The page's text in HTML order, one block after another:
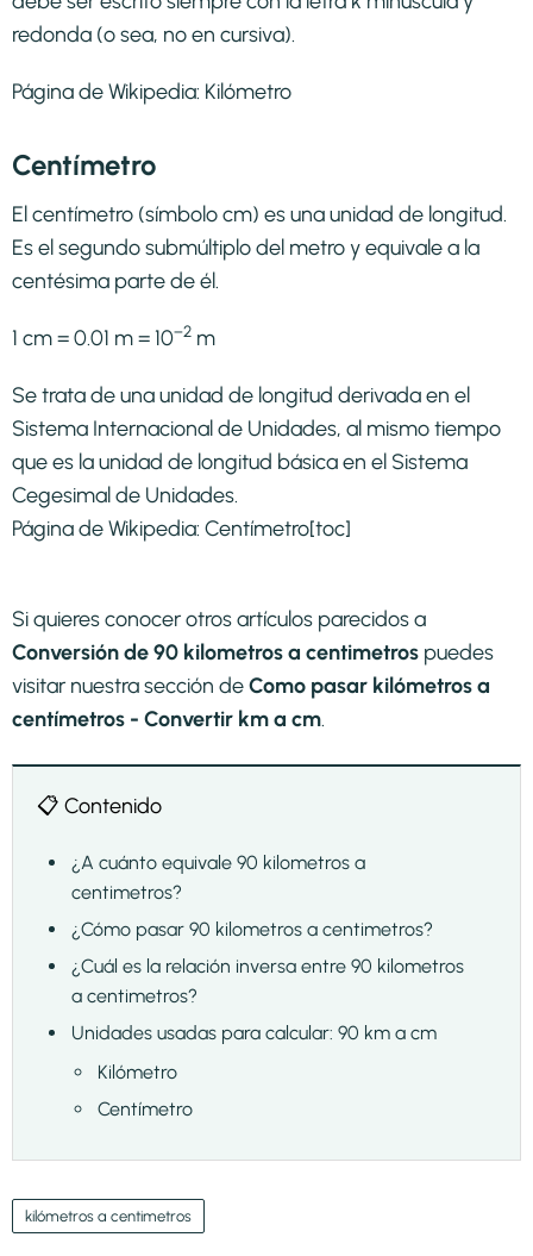
redonda (o sea, no en cursiva).
Página de Wikipedia: Kilómetro
Centímetro
El centímetro (símbolo cm) es una unidad de longitud.
Es el segundo submúltiplo del metro y equivale a la
centésima parte de él.
1 cm = 0.01 m = 10−2 m
Se trata de una unidad de longitud derivada en el
Sistema Internacional de Unidades, al mismo tiempo
que es la unidad de longitud básica en el Sistema
Cegesimal de Unidades.
Página de Wikipedia: Centímetro[toc]
Si quieres conocer otros artículos parecidos a
Conversión de 90 kilometros a centimetros puedes
visitar nuestra sección deComo pasar kilómetros a
centímetros - Convertir km a cm.
📋 Contenido
¿A cuánto equivale 90 kilometros a
centimetros?
¿Cómo pasar 90 kilometros a centimetros?
¿Cuál es la relación inversa entre 90 kilometros
a centimetros?
Unidades usadas para calcular: 90 km a cm
Kilómetro
Centímetro
kilómetros a centimetros